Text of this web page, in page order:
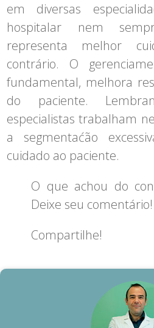
em diversas
hospitalar nem
representa melhor
contrário. O
fundamental, melhora
do paciente.
especialistas trabalham
a segmentaćão
cuidado ao paciente.
O que achou do
Deixe seu comentário!
Compartilhe!